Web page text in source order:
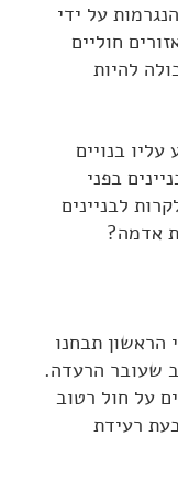
על ידי
חוליים
להיות
בנויים
בפני
לבניינים
אדמה?
הראשון תבחנו
שעובר הרעדה.
על חול רטוב
רעידת